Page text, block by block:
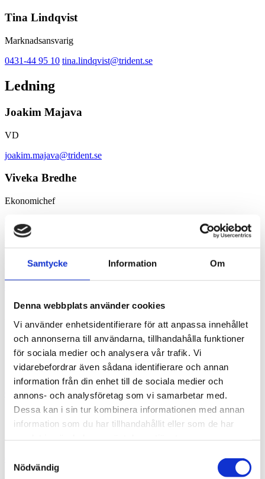
Samtycke Information Om
Denna webbplats använder cookies
Vi använder enhetsidentifierare för att anpassa innehållet
och annonserna till användarna, tillhandahålla funktioner
för sociala medier och analysera vår trafik. Vi
vidarebefordrar även sådana identifierare och annan
information från din enhet till de sociala medier och
annons- och analysföretag som vi samarbetar med.
Dessa kan i sin tur kombinera informationen med annan
information som du har tillhandahållit eller som de har
Nödvändig
Tina Lindqvist
Marknadsansvarig
0431-44 95 10 tina.lindqvist@trident.se
Ledning
Joakim Majava
VD
joakim.majava@trident.se
Viveka Bredhe
Ekonomichef
Montage- & servicechef
Försäljning hiss
Carl Berggren
Södra Sverige
046-18 15 99 079-006 49 52 carl.berggren@swedelift.se
Isabella Jonsson
Södra Sverige
Isabella.jonsson@swedelift.se